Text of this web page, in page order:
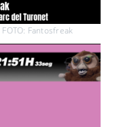
Fantosfreak